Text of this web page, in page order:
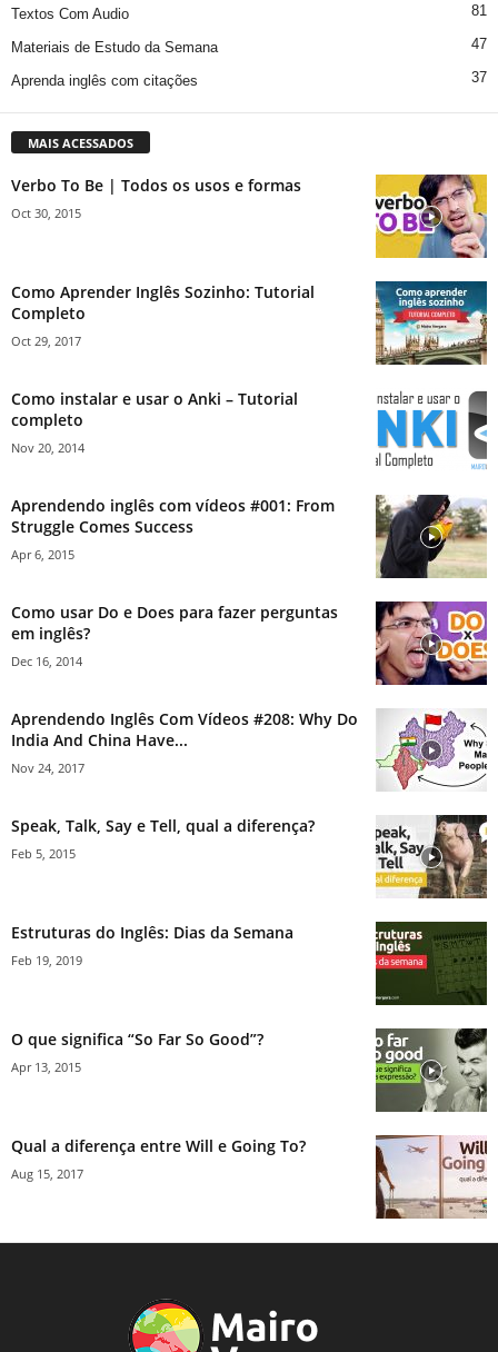
Textos Com Audio 81
Materiais de Estudo da Semana 47
Aprenda inglês com citações 37
MAIS ACESSADOS
Verbo To Be | Todos os usos e formas
Oct 30, 2015
Como Aprender Inglês Sozinho: Tutorial
Completo
Oct 29, 2017
Como instalar e usar o Anki – Tutorial
completo
Nov 20, 2014
Aprendendo inglês com vídeos #001: From
Struggle Comes Success
Apr 6, 2015
Como usar Do e Does para fazer perguntas
em inglês?
Dec 16, 2014
Aprendendo Inglês Com Vídeos #208: Why Do
India And China Have...
Nov 24, 2017
Speak, Talk, Say e Tell, qual a diferença?
Feb 5, 2015
Estruturas do Inglês: Dias da Semana
Feb 19, 2019
O que significa “So Far So Good”?
Apr 13, 2015
Qual a diferença entre Will e Going To?
Aug 15, 2017